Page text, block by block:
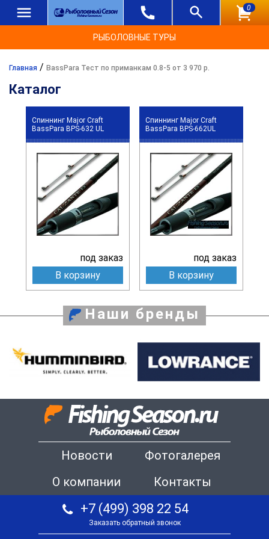
0
РЫБОЛОВНЫЕ ТУРЫ
Главная / BassPara Тест по приманкам 0.8-5 от 3 970 р.
Каталог
Спиннинг Major Craft
BassPara BPS-632 UL
под заказ
В корзину
Спиннинг Major Craft
BassPara BPS-662UL
под заказ
В корзину
Наши бренды
Новости
Фотогалерея
О компании
Контакты
+7 (499) 398 22 54
Заказать обратный звонок